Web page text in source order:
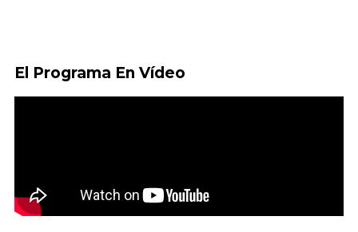
El Programa En Vídeo